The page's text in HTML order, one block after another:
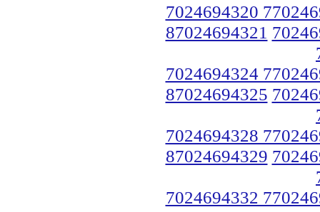
7024694320
87024694321
7024694324
87024694325
7024694328
87024694329
7024694332